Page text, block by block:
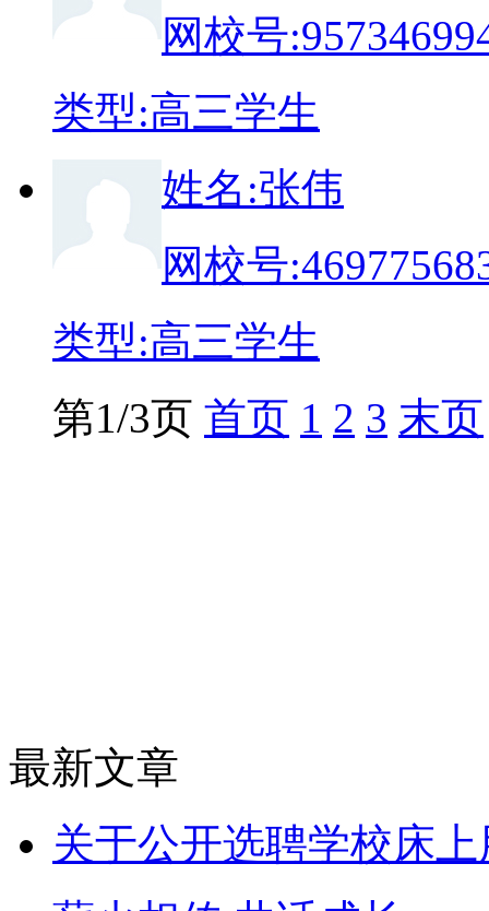
网校号:
类型:高三学生
姓名:张伟
网校号:
类型:高三学生
第1/3页 首页 1 2 3 末页
最新文章
关于公开选聘学校床